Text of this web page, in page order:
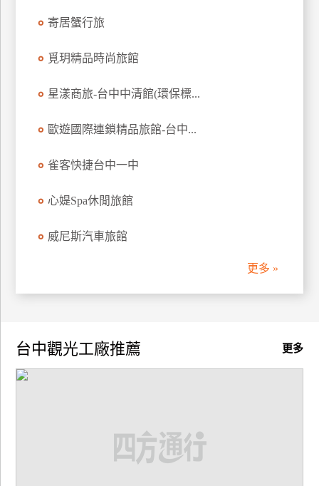
廠
合
寄居蟹行旅
覓玥精品時尚旅館
星漾商旅-台中中清館(環保標...
歐遊國際連鎖精品旅館-台中...
雀客快捷台中一中
心媞Spa休閒旅館
威尼斯汽車旅館
更多 »
更多
台中觀光工廠推薦